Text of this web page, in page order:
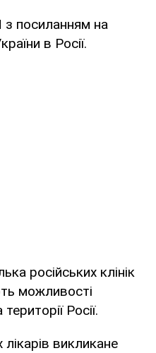
посиланням на
в Росії.
російських клінік
можливості
Росії.
викликане